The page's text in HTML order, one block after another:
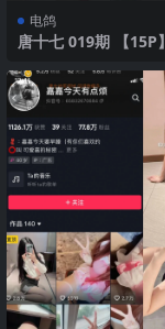
电鸽
唐十七 019期 【15P】2025年